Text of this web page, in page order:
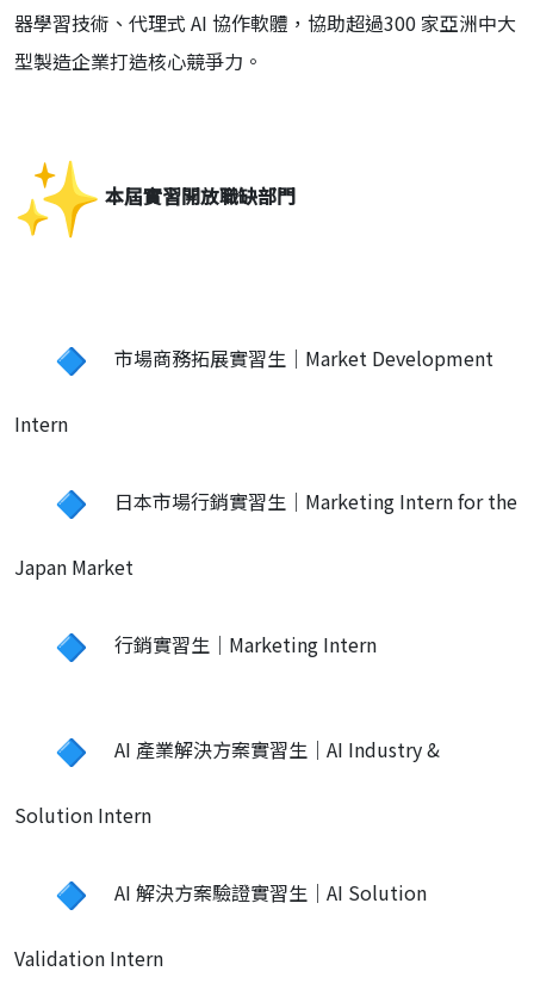
器學習技術、代理式 AI 協作軟體，協助超過300 家亞洲中大
型製造企業打造核心競爭力。
本屆實習開放職缺部門
市場商務拓展實習生｜Market Development
Intern
日本市場行銷實習生｜Marketing Intern for the
Japan Market
行銷實習生｜Marketing Intern
AI 產業解決方案實習生｜AI Industry &
Solution Intern
AI 解決方案驗證實習生｜AI Solution
Validation Intern